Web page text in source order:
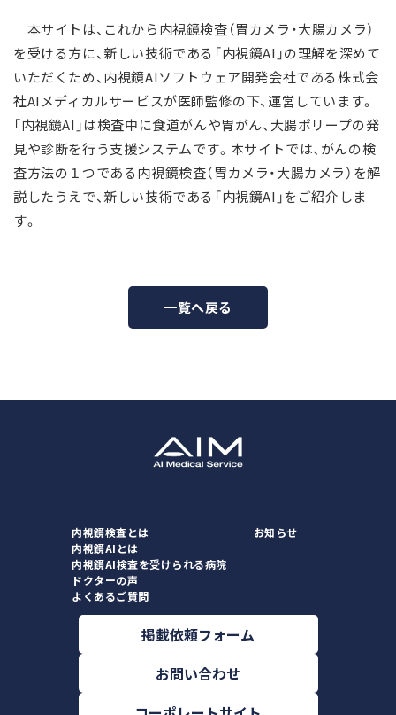
本サイトは、これから内視鏡検査（胃カメラ・大腸カメラ）
を受ける方に、新しい技術である「内視鏡AI」の理解を深めて
いただくため、内視鏡AIソフトウェア開発会社である株式会
社AIメディカルサービスが医師監修の下、運営しています。
「内視鏡AI」は検査中に食道がんや胃がん、大腸ポリープの発
見や診断を行う支援システムです。 本サイトでは、がんの検
査方法の１つである内視鏡検査（胃カメラ・大腸カメラ）を解
説したうえで、新しい技術である「内視鏡AI」をご紹介しま
す。
一覧へ戻る
内視鏡検査とは
内視鏡AIとは
内視鏡AI検査を受けられる病院
ドクターの声
よくあるご質問
お知らせ
掲載依頼フォーム
お問い合わせ